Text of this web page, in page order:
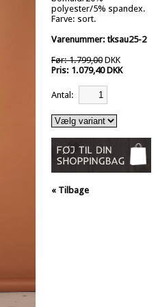
polyester/5% spandex.
Farve: sort.
Varenummer: tksau25-2
Før: 1.799,00DKK
Pris: 1.079,40 DKK
Antal:
« Tilbage